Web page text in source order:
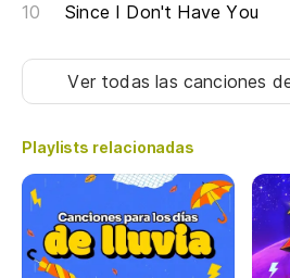
Since I Don't Have You
Ver todas las canciones
Playlists relacionadas